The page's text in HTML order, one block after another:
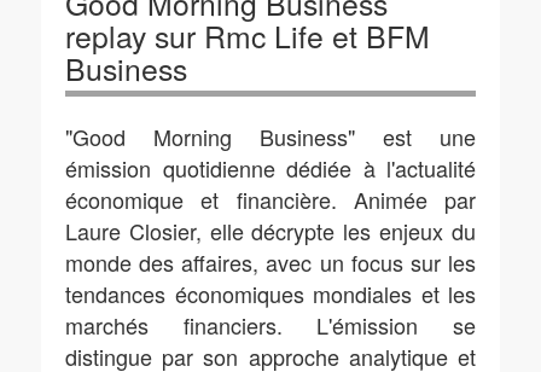
replay sur Rmc Life et BFM
Business
"Good Morning Business" est une
émission quotidienne dédiée à l'actualité
économique et financière. Animée par
Laure Closier, elle décrypte les enjeux du
monde des affaires, avec un focus sur les
tendances économiques mondiales et les
marchés financiers. L'émission se
distingue par son approche analytique et